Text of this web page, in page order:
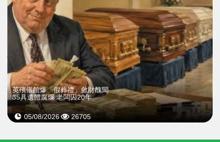
英殯儀館爆「假葬禮」斂財醜聞
35具遺體腐爛 老闆囚20年
05/08/2026 26705